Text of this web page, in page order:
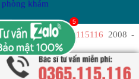
Thái Hà 0365115116 2008 -